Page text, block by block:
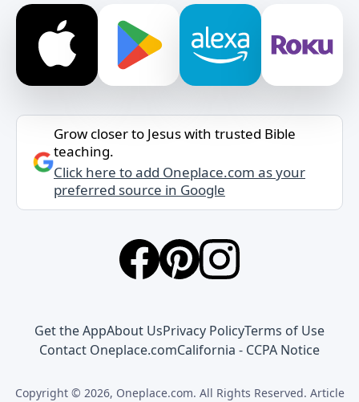
Grow closer to Jesus with trusted Bible
teaching.
Click here to add Oneplace.com as your
preferred source in Google
Get the AppAbout UsPrivacy PolicyTerms of Use
Contact Oneplace.comCalifornia - CCPA Notice
Copyright © 2026, Oneplace.com. All Rights Reserved. Article